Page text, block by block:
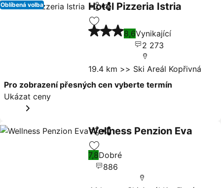
Oblíbená volba Sdílet
Přidat na seznam oblíbených
Hotel Pizzeria Istria
Ukázat ceny
3 Počet hvězdiček
8,6Vynikající
2 273
19.4 km >> Ski Areál Kopřivná
Pro zobrazení přesných cen vyberte termín
Ukázat ceny
Sdílet
Přidat na seznam oblíbených
Wellness Penzion Eva
Ukázat ceny
7,8Dobré
886